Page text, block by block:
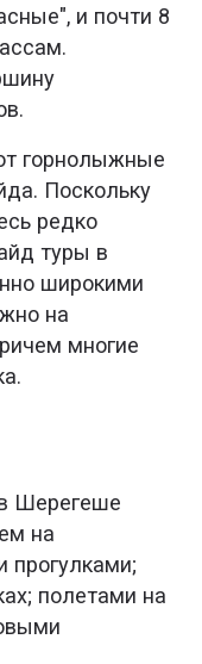
и почти 8
горнолыжные
Поскольку
редко
туры в
широкими
на
многие
Шерегеше
на
прогулками;
полетами на